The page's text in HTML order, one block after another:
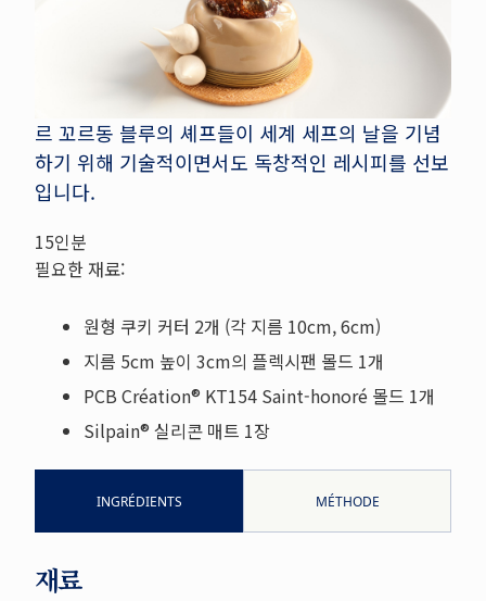
르 꼬르동 블루의 셰프들이 세계 세프의 날을 기념
하기 위해 기술적이면서도 독창적인 레시피를 선보
입니다.
15인분
필요한 재료:
원형 쿠키 커터 2개 (각 지름 10cm, 6cm)
지름 5cm 높이 3cm의 플렉시팬 몰드 1개
PCB Création® KT154 Saint-honoré 몰드 1개
Silpain® 실리콘 매트 1장
INGRÉDIENTS MÉTHODE
재료